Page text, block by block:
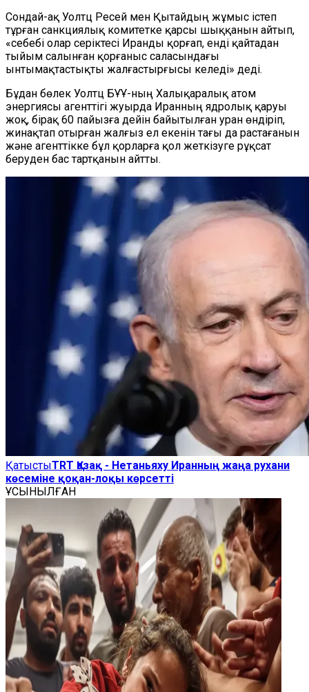
Сондай-ақ Уолтц Ресей мен Қытайдың жұмыс істеп
тұрған санкциялық комитетке қарсы шыққанын айтып,
«себебі олар серіктесі Иранды қорғап, енді қайтадан
тыйым салынған қорғаныс саласындағы
ынтымақтастықты жалғастырғысы келеді» деді.
Бұдан бөлек Уолтц БҰҰ-ның Халықаралық атом
энергиясы агенттігі жуырда Иранның ядролық қаруы
жоқ, бірақ 60 пайызға дейін байытылған уран өндіріп,
жинақтап отырған жалғыз ел екенін тағы да растағанын
және агенттікке бұл қорларға қол жеткізуге рұқсат
беруден бас тартқанын айтты.
ҚатыстыTRT Қазақ - Нетаньяху Иранның жаңа рухани
көсеміне қоқан-лоқы көрсетті
ҰСЫНЫЛҒАН